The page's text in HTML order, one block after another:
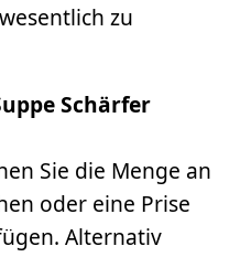
zu
Schärfer
Sie die Menge an
oder eine Prise
Alternativ